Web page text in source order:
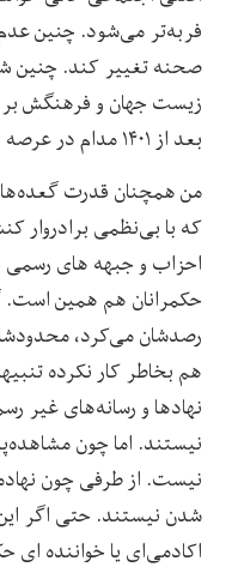
فربه‌تر می‌شود. چنین
صحنه تغییر کند. چنین
زیست جهان و فرهنگش
بعد از ۱۴۰۱ مدام در عرصه های اجتماعی افتاده است.
من همچنان قدرت
که با بی‌نظمی برادروار
احزاب و جبهه های رسمی
حکمرانان هم همین است.
رصدشان می‌کرد،
هم بخاطر کار نکرده
نهادها و رسانه‌های غیر
نیستند. اما چون
نیست. از طرفی چون
شدن نیستند. حتی اگر
اکادمی‌ای یا خواننده